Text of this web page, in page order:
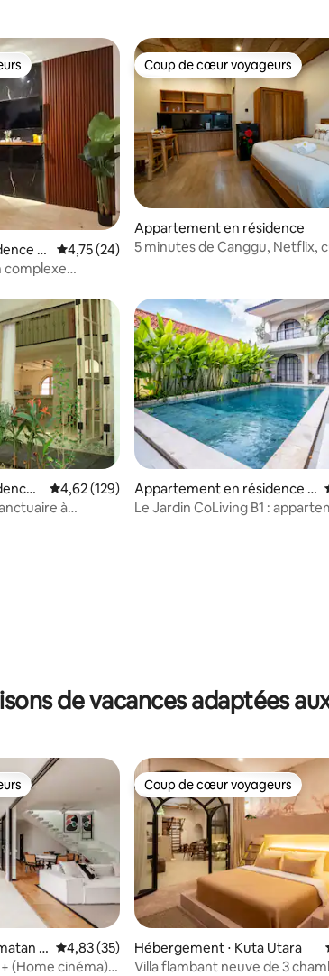
5 commentaires : 4,8 sur 5
⋅
Évaluation moyenne sur la base de 24
4,75 (24)
complexe
Coup de cœur voyageurs
Coup de cœur voyageurs
Appartement en résidence
5 minutes de Canggu, Netflix,
commentaires : 4,81 sur 5
⋅
Évaluation moyenne sur la base de 129
4,62 (129)
à
Appartement en résidence ⋅
Kuta Utara
Le Jardin CoLiving B1 :
de vacances adaptées
de 4 commentaires : 5 sur 5
K Évaluation moyenne sur la base de 35
4,83 (35)
(Home cinéma) à
Coup de cœur voyageurs
Coup de cœur voyageurs
Hébergement ⋅ Kuta Utara
Villa flambant neuve de 3